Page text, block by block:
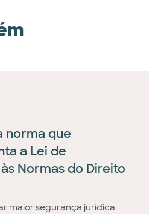
norma que
a Lei de
Normas do Direito
maior segurança jurídica